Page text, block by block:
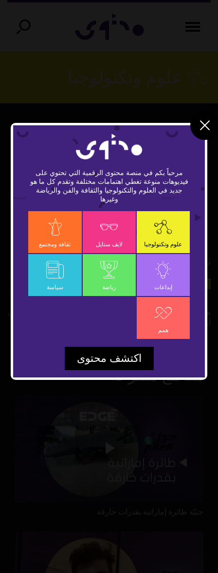
This
The Video Cloud video was not found.
VIDEO_CLOUD_ERR_VIDEO_NOT_FOUND
Session ID:2026-08-07:6d372454e7ca6a2dcff97089
vidbcove
OK
Modal
Dialog
تأثير الفراشة.. حقيقة علمية أم خيال؟
علوم وتكنولوجيا
هل تصدق أن رفرفة فراشة في الصين يمكن أن تحدث إعصاراً في
أميركا؟.. التفاصيل نستعرضها معكم في هذا الفيديو
مقاطع مقترحة
جنيّة طائرة إماراتية بقدرات خارقة
مرحباً بكم في منصة محتوى الرقمية التي تحتوي على
فيديوهات منوعة تغطي اهتمامات مختلفة وتقدم كل ما هو
جديد في العلوم والتكنولوجيا والثقافة والفن والرياضة
وغيرها
علوم وتكنولوجيا لايف ستايل ثقافة ومجتمع
إبداعات رياضة سياسة
همم
اكتشف محتوى